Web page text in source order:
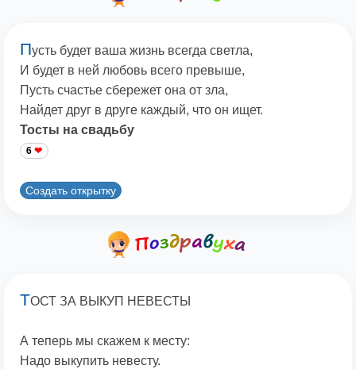
Пусть будет ваша жизнь всегда светла,
И будет в ней любовь всего превыше,
Пусть счастье сбережет она от зла,
Найдет друг в друге каждый, что он ищет.
Тосты на свадьбу
6
Создать открытку
ТОСТ ЗА ВЫКУП НЕВЕСТЫ
А теперь мы скажем к месту:
Надо выкупить невесту.